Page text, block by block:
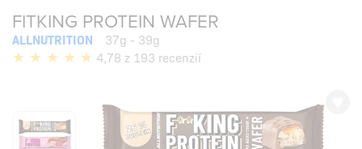
FITKING PROTEIN WAFER
ALLNUTRITION
37g - 39g
4,78 z 193 recenzií